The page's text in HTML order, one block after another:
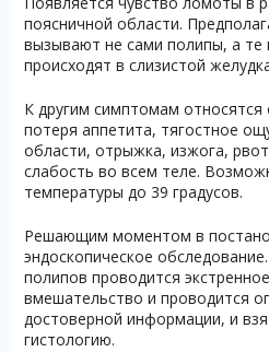
поясничной области.
вызывают не сами полипы, а те
происходят в слизистой
К другим симптомам
потеря аппетита, тягостное
области, отрыжка, изжога,
слабость во всем теле.
температуры до 39 градусов.
Решающим моментом в
эндоскопическое
полипов проводится
вмешательство и проводится
достоверной информации, и
гистологию.